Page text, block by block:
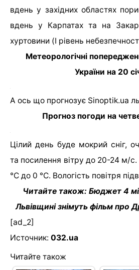
вдень у західних областях
вдень у Карпатах та на
хуртовини (I рівень
Метеорологічні
України на 20
А ось що прогнозує Sinoptik.ua
Прогноз погоди на
Цілий день буде мокрий сніг,
та посилення вітру до 20-24 м/
°С до 0 °С. Вологість повітря
Читайте також: Бюджет 4
Львівщині знімуть фільм про
[ad_2]
Источник: 032.ua
Читайте також